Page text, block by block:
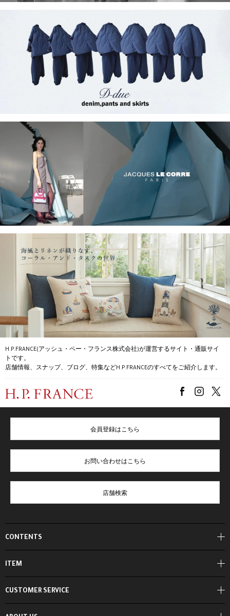
H.P.FRANCE(アッシュ・ペー・フランス株式会社)が運営するサイト・通販サイ
トです。
店舗情報、スナップ、ブログ、特集などH.P.FRANCEのすべてをご紹介します。
CONTENTS
ITEM
会員登録はこちら
お問い合わせはこちら
店舗検索
CUSTOMER SERVICE